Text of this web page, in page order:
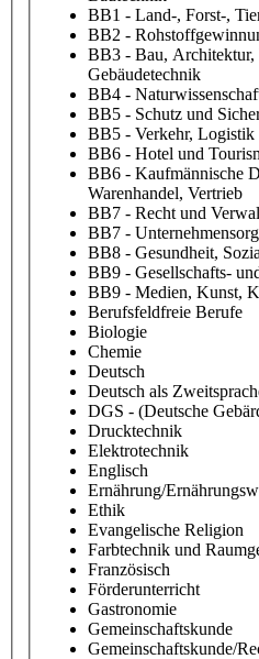
BB1 - Land-, Forst-,
BB2 -
BB3 - Bau, Architektur,
Gebäudetechnik
BB4 -
BB5 - Schutz und
BB5 - Verkehr, Logistik
BB6 - Hotel und
BB6 - Kaufmännische
Warenhandel, Vertrieb
BB7 - Recht und
BB7 -
BB8 - Gesundheit,
BB9 - Gesellschafts-
BB9 - Medien, Kunst,
Berufsfeldfreie Berufe
Biologie
Chemie
Deutsch
Deutsch als
DGS - (Deutsche
Drucktechnik
Elektrotechnik
Englisch
Ernährung/
Ethik
Evangelische Religion
Farbtechnik und
Französisch
Förderunterricht
Gastronomie
Gemeinschaftskunde
Gemeinschaftskunde/